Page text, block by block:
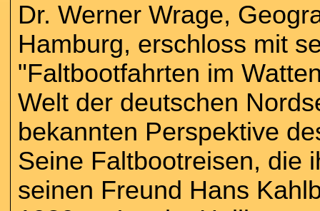
Dr. Werner Wrage,
Hamburg, erschloss mit
"Faltbootfahrten im
Welt der deutschen
bekannten Perspektive
Seine Faltbootreisen, die
seinen Freund Hans